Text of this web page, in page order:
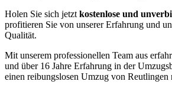
Holen Sie sich jetzt kostenlose und
profitieren Sie von unserer Erfahrung und
Qualität.
Mit unserem professionellen Team aus
und über 16 Jahre Erfahrung in der
einen reibungslosen Umzug von Reutlingen